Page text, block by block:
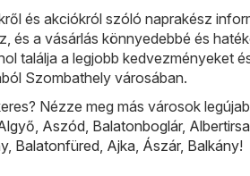
és akciókról szóló naprakész
és a vásárlás könnyedebbé és
találja a legjobb kedvezményeket
Szombathely városában.
Nézze meg más városok
Aszód Balatonboglár, Albertirsa
, Balatonfüred Ajka Ászár, Balkány!